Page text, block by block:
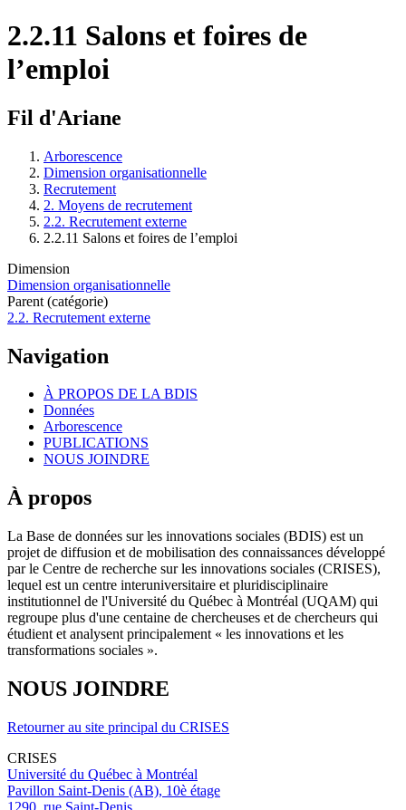
2.2.11 Salons et foires de
l’emploi
Fil d'Ariane
Arborescence
Dimension organisationnelle
Recrutement
2. Moyens de recrutement
2.2. Recrutement externe
2.2.11 Salons et foires de l’emploi
Dimension
Dimension organisationnelle
Parent (catégorie)
2.2. Recrutement externe
Navigation
À PROPOS DE LA BDIS
Données
Arborescence
PUBLICATIONS
NOUS JOINDRE
À propos
La Base de données sur les innovations sociales (BDIS) est un
projet de diffusion et de mobilisation des connaissances développé
par le Centre de recherche sur les innovations sociales (CRISES),
lequel est un centre interuniversitaire et pluridisciplinaire
institutionnel de l'Université du Québec à Montréal (UQAM) qui
regroupe plus d'une centaine de chercheuses et de chercheurs qui
étudient et analysent principalement « les innovations et les
transformations sociales ».
NOUS JOINDRE
Retourner au site principal du CRISES
CRISES
Université du Québec à Montréal
Pavillon Saint-Denis (AB), 10è étage
1290, rue Saint-Denis